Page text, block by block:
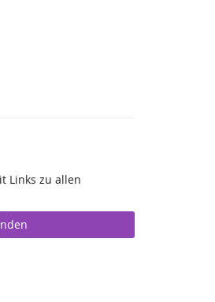
Links zu allen